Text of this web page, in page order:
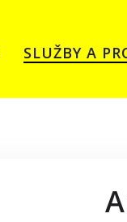
SLUŽBY A